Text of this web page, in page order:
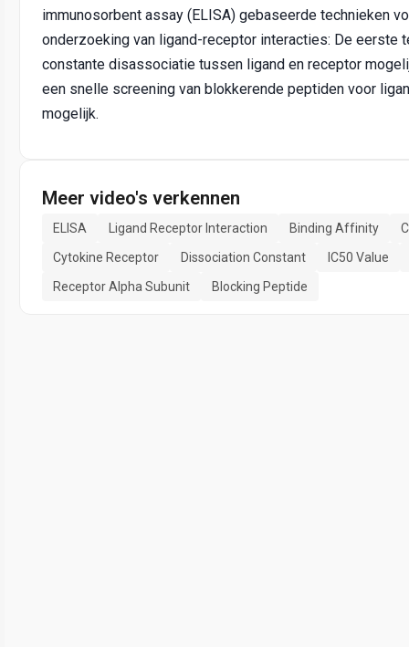
immunosorbent assay (ELISA) gebaseerde technieken
onderzoeking van ligand-receptor interacties: De eerste
constante disassociatie tussen ligand en receptor
een snelle screening van blokkerende peptiden voor
mogelijk.
Meer video's verkennen
ELISA Ligand Receptor Interaction Binding Affinity
Cytokine Receptor
Dissociation Constant
IC50 Value
Receptor Alpha Subunit
Blocking Peptide